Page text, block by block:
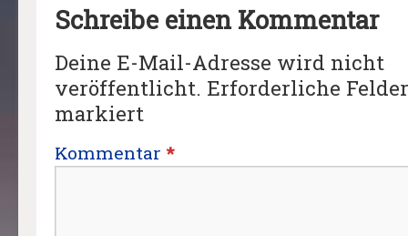
Schreibe einen Kommentar
Deine E-Mail-Adresse wird nicht
veröffentlicht. Erforderliche
markiert
Kommentar *